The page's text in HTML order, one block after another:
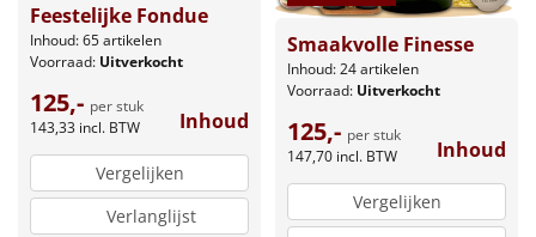
Feestelijke Fondue
Inhoud: 65 artikelen
Voorraad: Uitverkocht
125,- per stuk
143,33 incl. BTW Inhoud
Vergelijken
Verlanglijst
Smaakvolle Finesse
Inhoud: 24 artikelen
Voorraad: Uitverkocht
125,- per stuk
147,70 incl. BTW Inhoud
Vergelijken